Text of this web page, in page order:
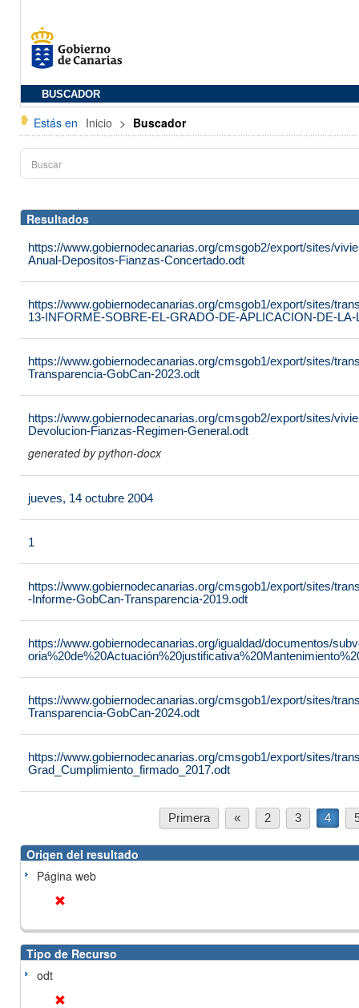
BUSCADOR
Estás en Inicio > Buscador
Resultados
https://www.gobiernodecanarias.org/cmsgob2/export/sites/
Anual-Depositos-Fianzas-Concertado.odt
https://www.gobiernodecanarias.org/cmsgob1/export/sites/
13-INFORME-SOBRE-EL-GRADO-DE-APLICACION-DE-LA-
https://www.gobiernodecanarias.org/cmsgob1/export/sites/
Transparencia-GobCan-2023.odt
https://www.gobiernodecanarias.org/cmsgob2/export/sites/
Devolucion-Fianzas-Regimen-General.odt
generated by python-docx
jueves, 14 octubre 2004
1
https://www.gobiernodecanarias.org/cmsgob1/export/sites/
-Informe-GobCan-Transparencia-2019.odt
https://www.gobiernodecanarias.org/igualdad/documentos/
https://www.gobiernodecanarias.org/cmsgob1/export/sites/
Transparencia-GobCan-2024.odt
https://www.gobiernodecanarias.org/cmsgob1/export/sites/
Grad_Cumplimiento_firmado_2017.odt
Primera « 2 3 4
Origen del resultado
Página web
Tipo de Recurso
odt